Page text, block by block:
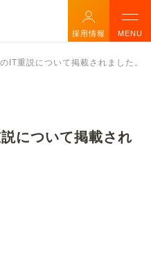
採用情報 MENU
IT重説について掲載されました。
について掲載され